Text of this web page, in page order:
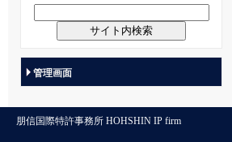
管理画面
朋信国際特許事務所 HOHSHIN IP firm